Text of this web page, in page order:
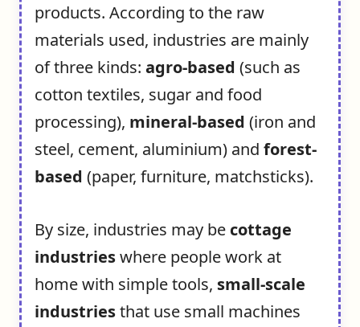
products. According to the raw
materials used, industries are mainly
of three kinds: agro-based (such as
cotton textiles, sugar and food
processing), mineral-based (iron and
steel, cement, aluminium) and forest-
based (paper, furniture, matchsticks).
By size, industries may be cottage
industrieswhere people work at
home with simple tools, small-scale
industriesthat use small machines